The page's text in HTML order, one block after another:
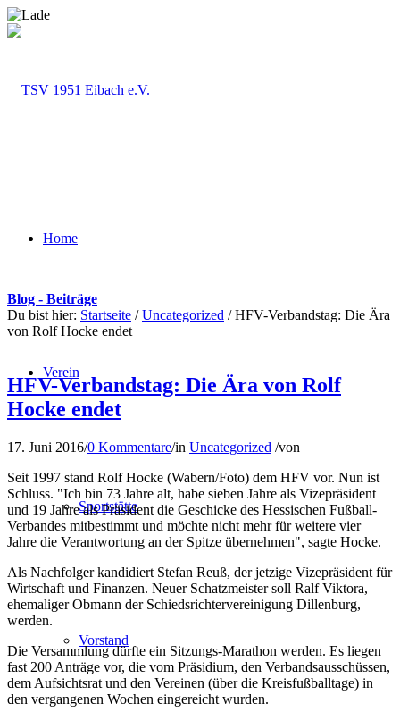
Home
Verein
Sportstätte
Vorstand
Blog - Beiträge
Du bist hier: Startseite / Uncategorized / HFV-Verbandstag: Die Ära
von Rolf Hocke endet
HFV-Verbandstag: Die Ära von Rolf
Hocke endet
17. Juni 2016/0 Kommentare/in Uncategorized /von
Seit 1997 stand Rolf Hocke (Wabern/Foto) dem HFV vor. Nun ist
Schluss. "Ich bin 73 Jahre alt, habe sieben Jahre als Vizepräsident
und 19 Jahre als Präsident die Geschicke des Hessischen Fußball-
Verbandes mitbestimmt und möchte nicht mehr für weitere vier
Jahre die Verantwortung an der Spitze übernehmen", sagte Hocke.
Als Nachfolger kandidiert Stefan Reuß, der jetzige Vizepräsident für
Wirtschaft und Finanzen. Neuer Schatzmeister soll Ralf Viktora,
ehemaliger Obmann der Schiedsrichtervereinigung Dillenburg,
werden.
Die Versammlung dürfte ein Sitzungs-Marathon werden. Es liegen
fast 200 Anträge vor, die vom Präsidium, den Verbandsausschüssen,
dem Aufsichtsrat und den Vereinen (über die Kreisfußballtage) in
den vergangenen Wochen eingereicht wurden.